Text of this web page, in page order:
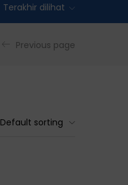
Terakhir dilihat
Previous page
Default sorting